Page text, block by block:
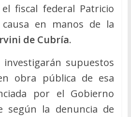
fiscal federal Patricio
en manos de la
de Cubría.
investigarán supuestos
obra pública de esa
por el Gobierno
según la denuncia de